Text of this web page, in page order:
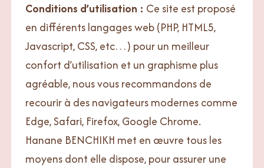
Conditions d’utilisation : Ce site est proposé
en différents langages web (PHP, HTML5,
Javascript, CSS, etc…) pour un meilleur
confort d’utilisation et un graphisme plus
agréable, nous vous recommandons de
recourir à des navigateurs modernes comme
Edge, Safari, Firefox, Google Chrome.
Hanane BENCHIKH met en œuvre tous les
moyens dont elle dispose, pour assurer une